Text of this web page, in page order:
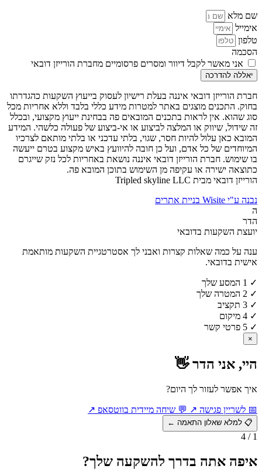
שם מלא
אימייל
טלפון
הסכמה
אני מאשר לקבל דיוור ומסרים פרסומיים מחברת הורייזן דובאי
יאללה להדרכה
חברת הורייזן דובאי איננה בעלת רישיון לעסוק בייעוץ השקעות כהגדרתו
בחוק. התכנים מוצגים באתר למטרות מידע כללי בלבד וללא אחריות מכל
סוג שהוא. אין לראות בתכנים המובאים פה בבחינת ייעוץ מקצועי, ובכלל
זה שידול, שיווק או המלצה לביצוע או אי-ביצוע של פעולה כלשהי. המידע
המובא כאן עלול להיות חסר, שגוי, בלתי עדכני או בלתי מותאם לצרכיו
המיוחדים של כל אדם, ועל כן חובה להיוועץ באיש מקצוע בטרם ייעשה
בו שימוש. חברת הורייזן דובאי איננה נושאת באחריות לכל נזק שייגרם
כתוצאה ישירה או עקיפה מן השימוש בתוכן המובא פה.
הורייזן דובאי מבית Tripled skyline LLC
נבנה ע"י Wisite בניית אתרים
ה
הדר
יועצת השקעות בדובאי
ענה על כמה שאלות קצרות ואבני לך אסטרטגיית השקעות מותאמת
אישית בדובאי.
✓
1 המסע שלך
✓
2 המטרה שלך
✓
3 תקציב
✓
4 מיקום
✓
5 פרטי קשר
×
היי, אני הדר 👋
איך אפשר לעזור לך היום?
📅 לשריין פגישה ↗
💬 שיחה מיידית בווטסאפ ↗
📋 למלא שאלון התאמה ←
1 / 4
איפה אתה בדרך להשקעה שלך?